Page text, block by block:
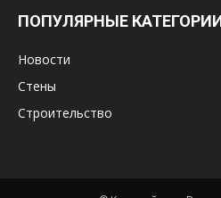
ПОПУЛЯРНЫЕ
Новости
Стены
Строительство